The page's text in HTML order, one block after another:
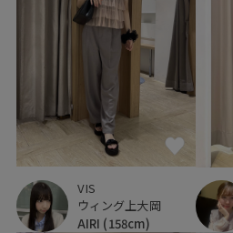
VIS
ウィング上大岡
AIRI (158cm)